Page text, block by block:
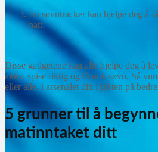
En søvntracker kan hjelpe deg å
natt.
Disse gadgetene kan alle hjelpe deg å
aktiv, spise riktig og få nok søvn. Så
eller alle, i arsenalet ditt i jakten på
5 grunner til å
matinntaket ditt